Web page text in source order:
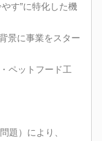
す”に特化した機
景に事業をスター
ペットフード工
題）により、